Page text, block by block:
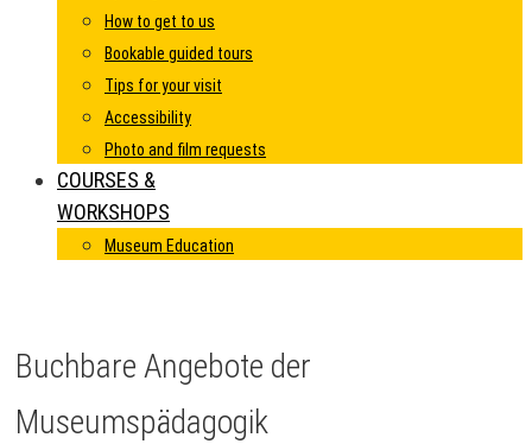
How to get to us
Bookable guided tours
Tips for your visit
Accessibility
Photo and film requests
COURSES &
WORKSHOPS
Museum Education
Buchbare Angebote der
Museumspädagogik